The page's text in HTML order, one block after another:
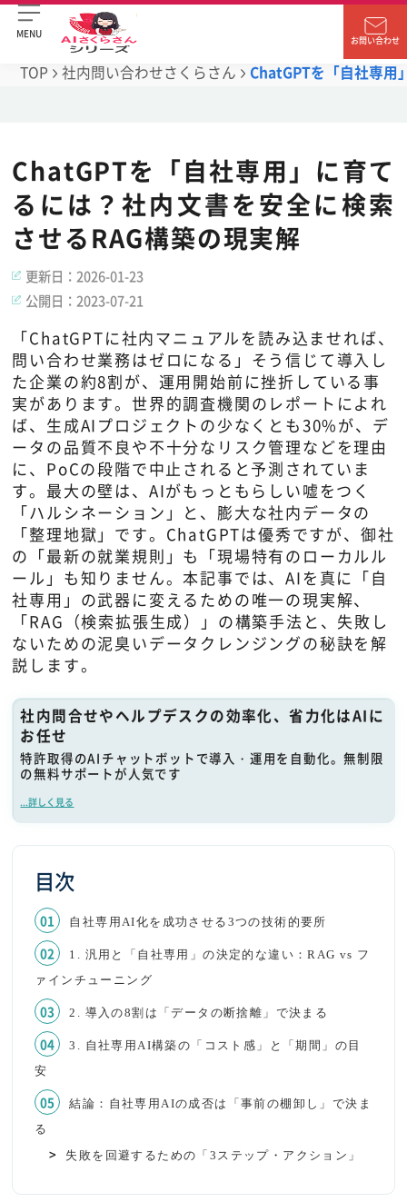
MENU
お問い合わせ
TOP 社内問い合わせさくらさん ChatGPTを「自社専用
ChatGPTを「自社専用」に育て
るには？社内文書を安全に検索
させるRAG構築の現実解
更新日：2026-01-23
公開日：2023-07-21
「ChatGPTに社内マニュアルを読み込ませれば、
問い合わせ業務はゼロになる」そう信じて導入し
た企業の約8割が、運用開始前に挫折している事
実があります。世界的調査機関のレポートによれ
ば、生成AIプロジェクトの少なくとも30%が、デ
ータの品質不良や不十分なリスク管理などを理由
に、PoCの段階で中止されると予測されていま
す。最大の壁は、AIがもっともらしい嘘をつく
「ハルシネーション」と、膨大な社内データの
「整理地獄」です。ChatGPTは優秀ですが、御社
の「最新の就業規則」も「現場特有のローカルル
ール」も知りません。本記事では、AIを真に「自
社専用」の武器に変えるための唯一の現実解、
「RAG（検索拡張生成）」の構築手法と、失敗し
ないための泥臭いデータクレンジングの秘訣を解
説します。
社内問合せやヘルプデスクの効率化、省力化はAIに
お任せ
特許取得のAIチャットボットで導入・運用を自動化。無制限
の無料サポートが人気です
...詳しく見る
目次
自社専用AI化を成功させる3つの技術的要所
1. 汎用と「自社専用」の決定的な違い：RAG vs フ
ァインチューニング
2. 導入の8割は「データの断捨離」で決まる
3. 自社専用AI構築の「コスト感」と「期間」の目
安
結論：自社専用AIの成否は「事前の棚卸し」で決ま
る
失敗を回避するための「3ステップ・アクション」